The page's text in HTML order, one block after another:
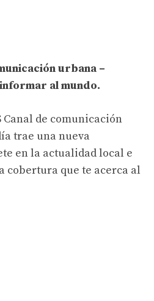
urbana –
al mundo.
Canal de comunicación
trae una nueva
en la actualidad local e
cobertura que te acerca al